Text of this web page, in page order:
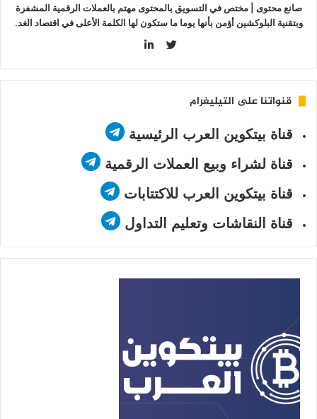
صانع محتوى | مختص في التسويق بالمحتوى مهتم بالعملات الرقمية المشفرة
وبتقنية البلوكشين أؤمن بأنها يوما ما ستكون لها الكلمة الأعلى في اقتصاد الغد.
قنواتنا على التيليغرام
قناة بيتكوين العرب الرئيسية
قناة لشراء وبيع العملات الرقمية
قناة بيتكوين العرب للاكتتابات
قناة النقاشات وتعليم التداول